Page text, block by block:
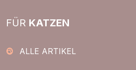
FÜR KATZEN
ALLE ARTIKEL